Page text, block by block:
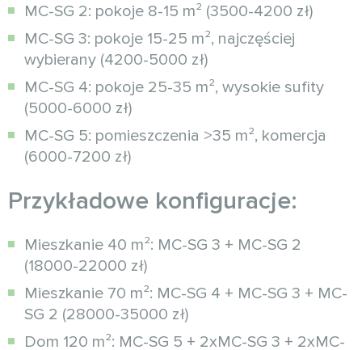
MC-SG 2: pokoje 8-15 m² (3500-4200 zł)
MC-SG 3: pokoje 15-25 m², najczęściej
wybierany (4200-5000 zł)
MC-SG 4: pokoje 25-35 m², wysokie sufity
(5000-6000 zł)
MC-SG 5: pomieszczenia >35 m², komercja
(6000-7200 zł)
Przykładowe konfiguracje:
Mieszkanie 40 m²: MC-SG 3 + MC-SG 2
(18000-22000 zł)
Mieszkanie 70 m²: MC-SG 4 + MC-SG 3 + MC-
SG 2 (28000-35000 zł)
Dom 120 m²: MC-SG 5 + 2xMC-SG 3 + 2xMC-